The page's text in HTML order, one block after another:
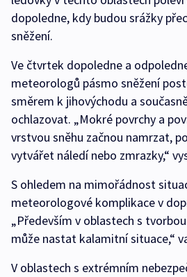
dopoledne, kdy budou srážky
sněžení.
Ve čtvrtek dopoledne a
meteorologů pásmo sněžení
směrem k jihovýchodu a
ochlazovat. „Mokré povrchy a
vrstvou sněhu začnou namrzat,
vytvářet náledí nebo zmrazky,“
S ohledem na mimořádnost
meteorologové komplikace v
„Především v oblastech s
může nastat kalamitní situace,“
V oblastech s extrémním